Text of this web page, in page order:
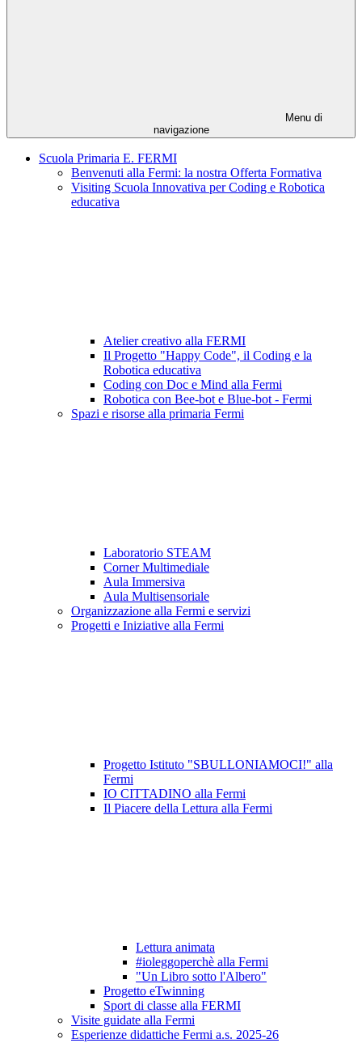
Menu di
navigazione
Scuola Primaria E. FERMI
Benvenuti alla Fermi: la nostra Offerta Formativa
Visiting Scuola Innovativa per Coding e Robotica
educativa
Atelier creativo alla FERMI
Il Progetto "Happy Code", il Coding e la
Robotica educativa
Coding con Doc e Mind alla Fermi
Robotica con Bee-bot e Blue-bot - Fermi
Spazi e risorse alla primaria Fermi
Laboratorio STEAM
Corner Multimediale
Aula Immersiva
Aula Multisensoriale
Organizzazione alla Fermi e servizi
Progetti e Iniziative alla Fermi
Progetto Istituto "SBULLONIAMOCI!" alla
Fermi
IO CITTADINO alla Fermi
Il Piacere della Lettura alla Fermi
Lettura animata
#ioleggoperchè alla Fermi
"Un Libro sotto l'Albero"
Progetto eTwinning
Sport di classe alla FERMI
Visite guidate alla Fermi
Esperienze didattiche Fermi a.s. 2025-26